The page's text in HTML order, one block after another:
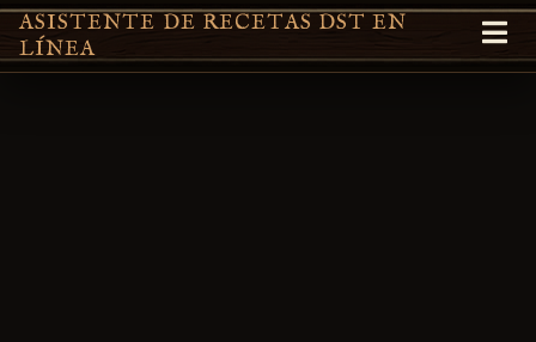
ASISTENTE DE RECETAS DST EN
LÍNEA